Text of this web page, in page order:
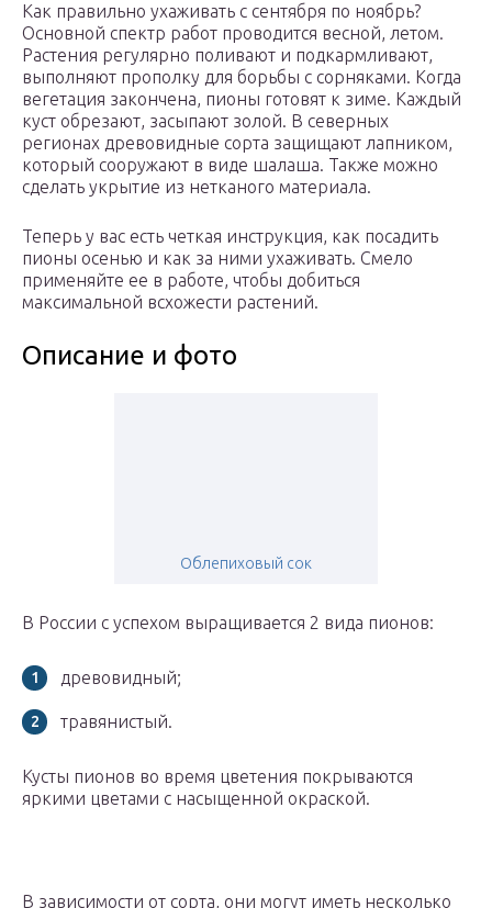
Как правильно ухаживать с сентября по ноябрь?
Основной спектр работ проводится весной, летом.
Растения регулярно поливают и подкармливают,
выполняют прополку для борьбы с сорняками. Когда
вегетация закончена, пионы готовят к зиме. Каждый
куст обрезают, засыпают золой. В северных
регионах древовидные сорта защищают лапником,
который сооружают в виде шалаша. Также можно
сделать укрытие из нетканого материала.
Теперь у вас есть четкая инструкция, как посадить
пионы осенью и как за ними ухаживать. Смело
применяйте ее в работе, чтобы добиться
максимальной всхожести растений.
Описание и фото
Облепиховый сок
В России с успехом выращивается 2 вида пионов:
древовидный;
травянистый.
Кусты пионов во время цветения покрываются
яркими цветами с насыщенной окраской.
В зависимости от сорта, они могут иметь несколько